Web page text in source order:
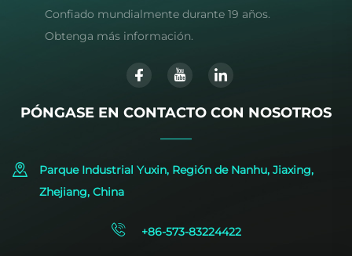
Confiado mundialmente durante 19 años.
Obtenga más información.
PÓNGASE EN CONTACTO CON NOSOTROS
Parque Industrial Yuxin, Región de Nanhu, Jiaxing,
Zhejiang, China
+86-573-83224422